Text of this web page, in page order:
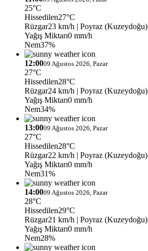
25°C
Hissedilen27°C
Rüzgar23 km/h | Poyraz (Kuzeydoğu)
Yağış Miktarı0 mm/h
Nem37%
12:0009 Ağustos 2026, Pazar
27°C
Hissedilen28°C
Rüzgar24 km/h | Poyraz (Kuzeydoğu)
Yağış Miktarı0 mm/h
Nem34%
13:0009 Ağustos 2026, Pazar
27°C
Hissedilen28°C
Rüzgar22 km/h | Poyraz (Kuzeydoğu)
Yağış Miktarı0 mm/h
Nem31%
14:0009 Ağustos 2026, Pazar
28°C
Hissedilen29°C
Rüzgar21 km/h | Poyraz (Kuzeydoğu)
Yağış Miktarı0 mm/h
Nem28%